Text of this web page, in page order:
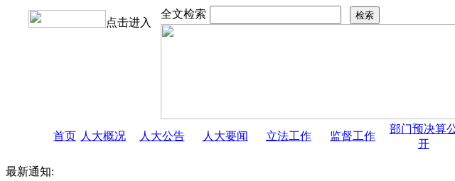
点击进入
全文检索
首页 人大概况 人大公告 人大要闻 立法工作 监督工作
部门预决算
开
最新通知: